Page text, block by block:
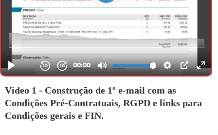
Vídeo 1 - Construção de 1º e-mail com as
Condições Pré-Contratuais, RGPD e links para
Condições gerais e FIN.